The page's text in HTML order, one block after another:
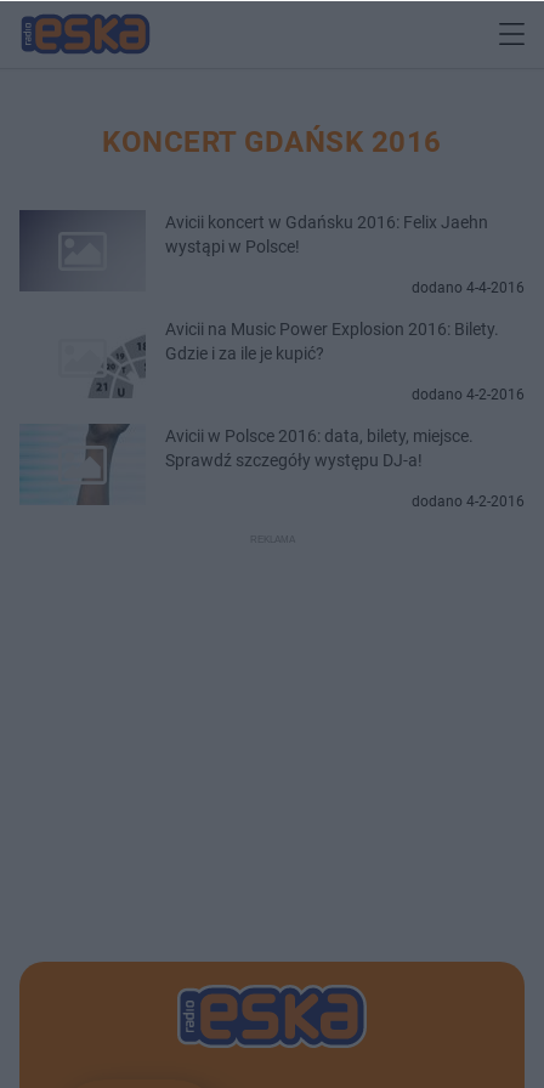
KONCERT GDAŃSK 2016
Avicii koncert w Gdańsku 2016: Felix Jaehn
wystąpi w Polsce!
dodano 4-4-2016
Avicii na Music Power Explosion 2016: Bilety.
Gdzie i za ile je kupić?
dodano 4-2-2016
Avicii w Polsce 2016: data, bilety, miejsce.
Sprawdź szczegóły występu DJ-a!
dodano 4-2-2016